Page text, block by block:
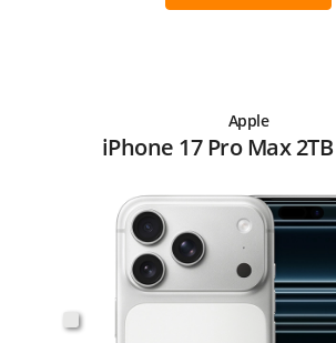
Apple
iPhone 17 Pro Max